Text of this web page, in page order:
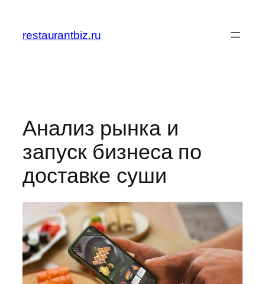
содержимому
restaurantbiz.ru
Анализ рынка и
запуск бизнеса по
доставке суши